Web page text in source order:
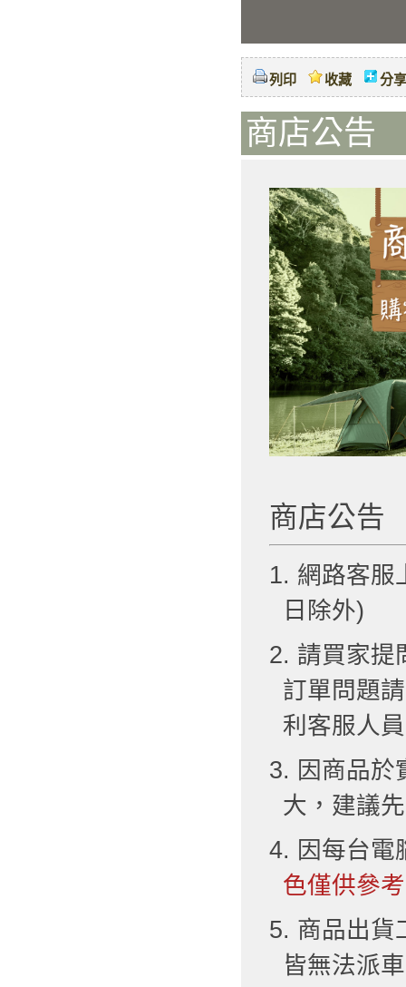
列印 收藏 分享
商店公告
商店公告
1. 網路客服
日除外)
2. 請買家提
訂單問題
利客服人
3. 因商品於
大，建議
4. 因每台電
色僅供參
5. 商品出貨
皆無法派